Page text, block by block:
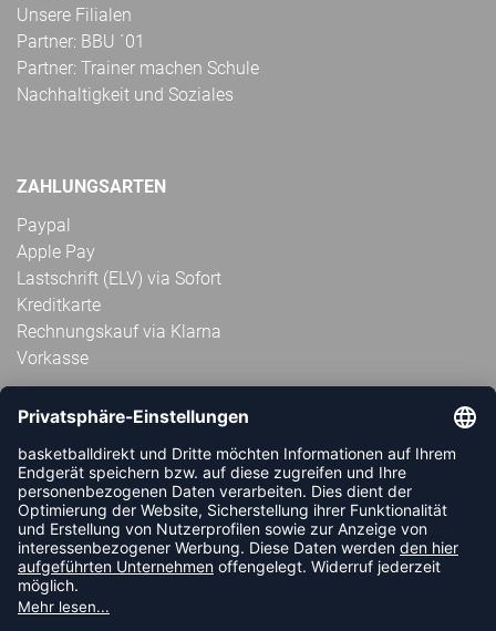
Unsere Filialen
Partner: BBU ´01
Partner: Trainer machen Schule
Nachhaltigkeit und Soziales
ZAHLUNGSARTEN
Paypal
Apple Pay
Lastschrift (ELV) via Sofort
Kreditkarte
Rechnungskauf via Klarna
Vorkasse
ABONNIERE JETZT DEN KOSTENLOSEN
HANDBALLDIREKT-NEWSLETTER UND VERPASSE KEINE
NEUIGKEIT ODER AKTION MEHR.
JETZT ANMELDEN